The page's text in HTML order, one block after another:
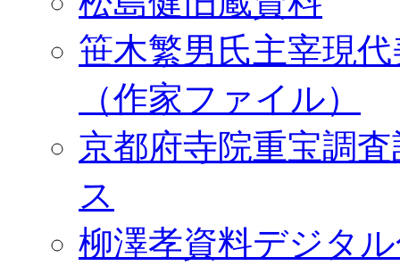
笹木繁男氏主宰現
（作家ファイル）
京都府寺院重宝調
ス
柳澤孝資料デジタ